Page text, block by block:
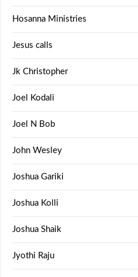
Hosanna Ministries
Jesus calls
Jk Christopher
Joel Kodali
Joel N Bob
John Wesley
Joshua Gariki
Joshua Kolli
Joshua Shaik
Jyothi Raju